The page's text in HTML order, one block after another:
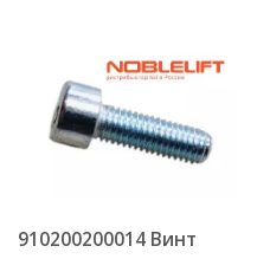
910200200014 Винт